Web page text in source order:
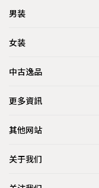
男装
女装
中古逸品
更多資訊
其他网站
关于我们